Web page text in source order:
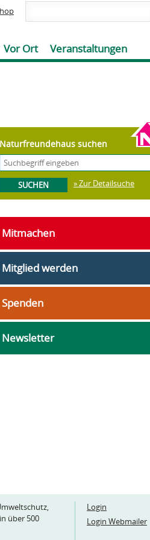
Vor Ort Veranstaltungen
Naturfreundehaus suchen
» Zur Detailsuche
Mitmachen
Mitglied werden
Spenden
Newsletter
über 500
Login
Login Webmailer